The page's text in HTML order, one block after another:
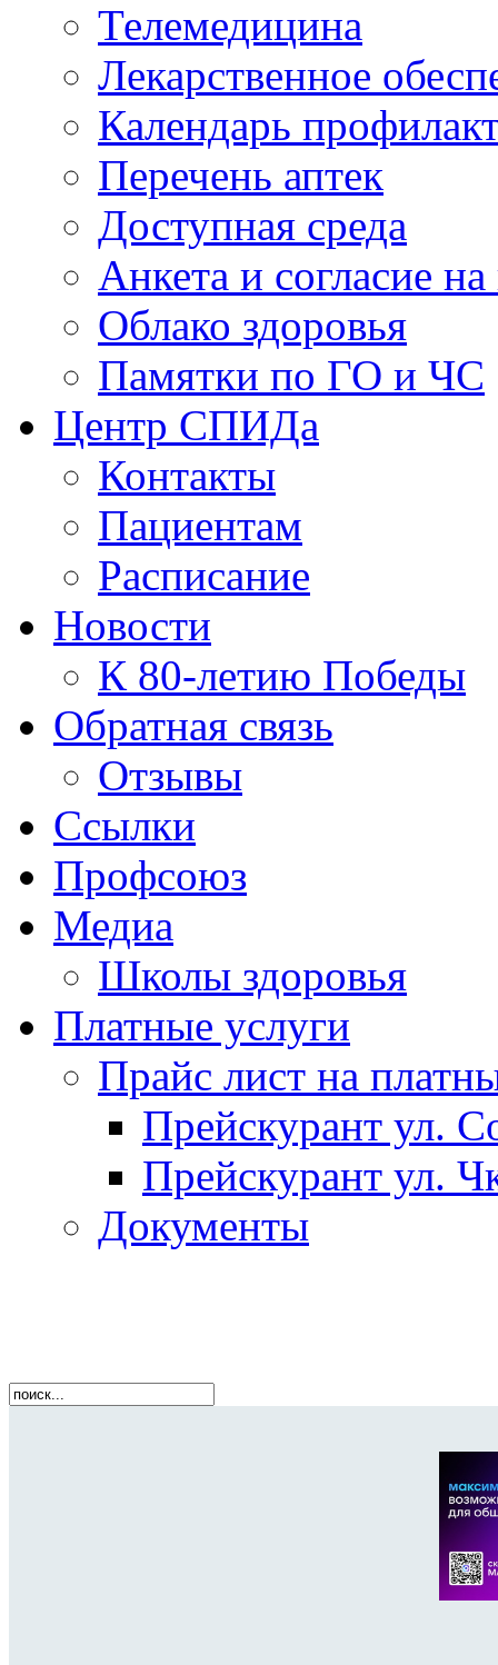
Телемедицина
Лекарственное
Календарь
Перечень аптек
Доступная среда
Анкета и согласие
Облако здоровья
Памятки по ГО и ЧС
Центр СПИДа
Контакты
Пациентам
Расписание
Новости
К 80-летию Победы
Обратная связь
Отзывы
Ссылки
Профсоюз
Медиа
Школы здоровья
Платные услуги
Прайс лист на
Прейскурант ул.
Прейскурант ул.
Документы